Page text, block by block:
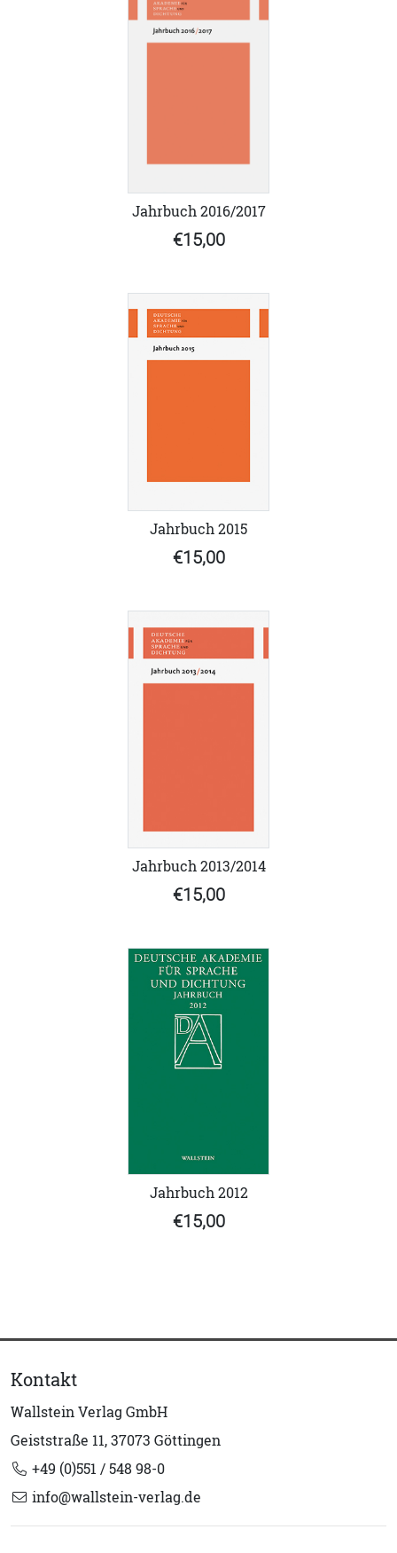
Jahrbuch 2016/2017
€15,00
Jahrbuch 2015
€15,00
Jahrbuch 2013/2014
€15,00
Jahrbuch 2012
€15,00
Kontakt
Wallstein Verlag GmbH
Geiststraße 11, 37073 Göttingen
+49 (0)551 / 548 98-0
info@wallstein-verlag.de